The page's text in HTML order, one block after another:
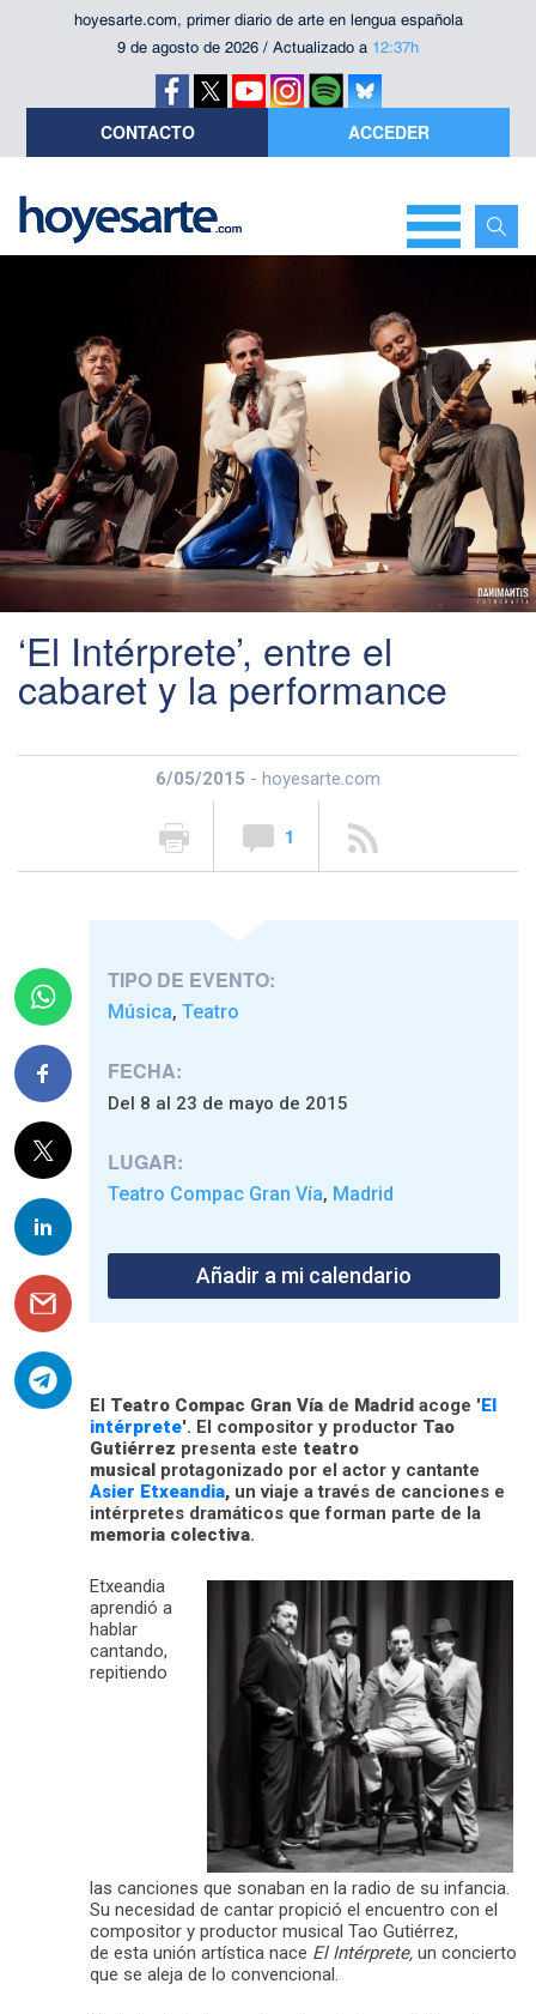
hoyesarte.com, primer diario de arte en lengua española
9 de agosto de 2026 / Actualizado a 12:37h
CONTACTO ACCEDER
‘El Intérprete’, entre el
cabaret y la performance
6/05/2015 - hoyesarte.com
1
TIPO DE EVENTO:
Música, Teatro
FECHA:
Del 8 al 23 de mayo de 2015
LUGAR:
Teatro Compac Gran Vía, Madrid
Añadir a mi calendario
El Teatro Compac Gran Vía de Madrid acoge 'El
intérprete'. El compositor y productor Tao
Gutiérrez presenta este teatro
musical protagonizado por el actor y cantante
Asier Etxeandia, un viaje a través de canciones e
intérpretes dramáticos que forman parte de la
memoria colectiva.
Etxeandia
aprendió a
hablar
cantando,
repitiendo
las canciones que sonaban en la radio de su infancia.
Su necesidad de cantar propició el encuentro con el
compositor y productor musical Tao Gutiérrez,
de esta unión artística nace El Intérprete, un concierto
que se aleja de lo convencional.